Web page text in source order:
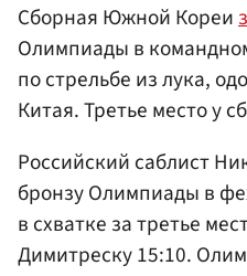
Сборная Южной Кореи
Олимпиады в
по стрельбе из лука,
Китая. Третье место у
Российский саблист
бронзу Олимпиады в
в схватке за третье
Димитреску 15:10.